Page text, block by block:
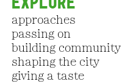
approaches
passing on
building community
shaping the city
giving a taste